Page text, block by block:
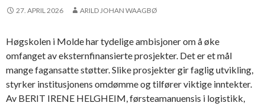
27. APRIL 2026 ARILD JOHAN WAAGBØ
Høgskolen i Molde har tydelige ambisjoner om å øke
omfanget av eksternfinansierte prosjekter. Det er et mål
mange fagansatte støtter. Slike prosjekter gir faglig utvikling,
styrker institusjonens omdømme og tilfører viktige inntekter.
Av BERIT IRENE HELGHEIM, førsteamanuensis i logistikk,